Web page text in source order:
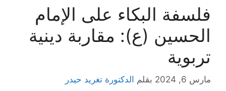
فلسفة البكاء على الإمام
الحسين (ع): مقاربة دينية
تربوية
مارس 6, 2024 بقلم الدكتورة تغريد حيدر